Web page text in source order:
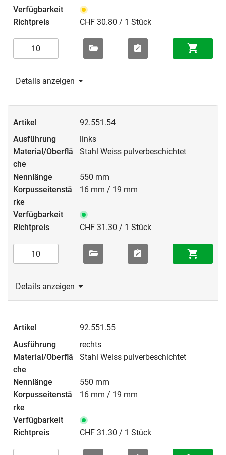
CHF 30.80 / 1 Stück
Details anzeigen
92.551.54
links
Stahl Weiss pulverbeschichtet
550 mm
16 mm / 19 mm
CHF 31.30 / 1 Stück
Details anzeigen
92.551.55
rechts
Stahl Weiss pulverbeschichtet
550 mm
16 mm / 19 mm
CHF 31.30 / 1 Stück